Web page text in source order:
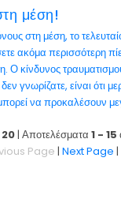
μέση!
στη μέση, το
ακόμα περισσότερη
Ο κίνδυνος
γνωρίζατε, είναι ότι
να προκαλέσουν
20| Αποτελέσματα 1 - 15
Page | Next Page |